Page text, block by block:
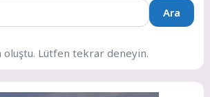
Ara
oluştu. Lütfen tekrar deneyin.